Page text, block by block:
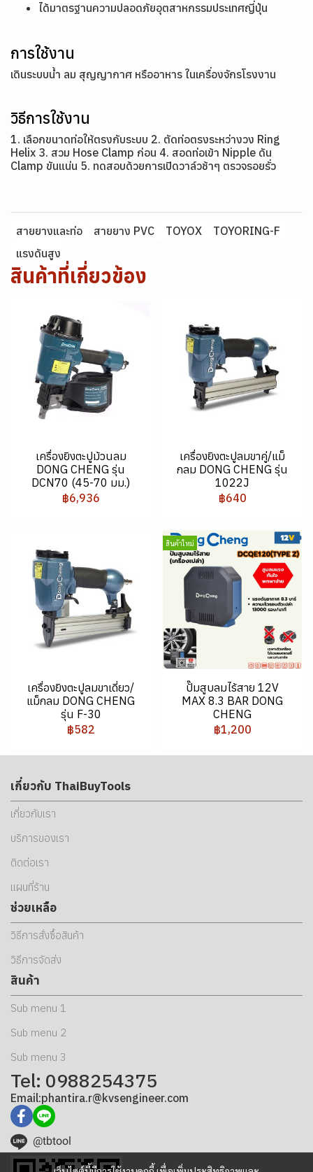
ได้มาตรฐานความปลอดภัยอุตสาหกรรมประเทศญี่ปุ่น
การใช้งาน
เดินระบบน้ำ ลม สุญญากาศ หรืออาหาร ในเครื่องจักรโรงงาน
วิธีการใช้งาน
1. เลือกขนาดท่อให้ตรงกับระบบ 2. ตัดท่อตรงระหว่างวง Ring
Helix 3. สวม Hose Clamp ก่อน 4. สอดท่อเข้า Nipple ดัน
Clamp ขันแน่น 5. ทดสอบด้วยการเปิดวาล์วช้าๆ ตรวจรอยรั่ว
สายยางและท่อ สายยาง PVC TOYOX
TOYORING-F
แรงดันสูง
สินค้าที่เกี่ยวข้อง
เครื่องยิงตะปูม้วนลม
DONG CHENG รุ่น
DCN70 (45-70 มม.)
฿6,936
เครื่องยิงตะปูลมขาคู่/แม็
กลม DONG CHENG รุ่น
1022J
฿640
เครื่องยิงตะปูลมขาเดี่ยว/
แม็กลม DONG CHENG
รุ่น F-30
฿582
สินค้าใหม่
ปั๊มสูบลมไร้สาย 12V
MAX 8.3 BAR DONG
CHENG
฿1,200
เกี่ยวกับ ThaiBuyTools
เกี่ยวกับเรา
บริการของเรา
ติดต่อเรา
แผนที่ร้าน
ช่วยเหลือ
วิธีการสั่งซื้อสินค้า
วิธีการจัดส่ง
สินค้า
Sub menu 1
Sub menu 2
Sub menu 3
Tel: 0988254375
Email:phantira.r@kvsengineer.com
@tbtool